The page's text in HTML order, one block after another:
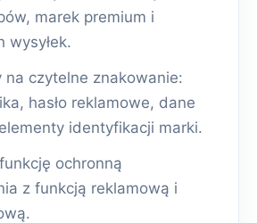
marek premium i
wysyłek.
na czytelne znakowanie:
hasło reklamowe, dane
identyfikacji marki.
ochronną
z funkcją reklamową i